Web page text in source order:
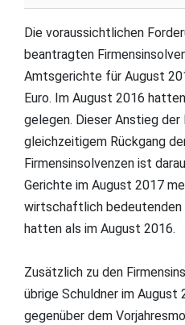
Die voraussichtlichen
beantragten
Amtsgerichte für August
Euro. Im August 2016
gelegen. Dieser Anstieg der
gleichzeitigem Rückgang
Firmensinsolvenzen ist
Gerichte im August 2017
wirtschaftlich bedeutenden
hatten als im August 2016.
Zusätzlich zu den
übrige Schuldner im August
gegenüber dem